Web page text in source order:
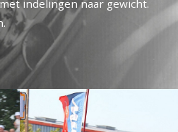
indelingen naar gewicht.